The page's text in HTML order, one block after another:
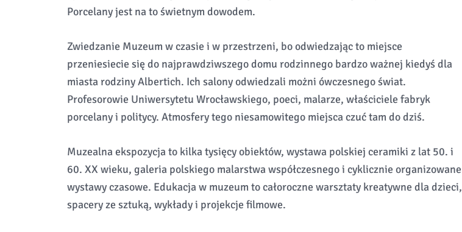
Porcelany jest na to świetnym dowodem.
Zwiedzanie Muzeum w czasie i w przestrzeni, bo odwiedzając to miejsce
przeniesiecie się do najprawdziwszego domu rodzinnego bardzo ważnej kiedyś dla
miasta rodziny Albertich. Ich salony odwiedzali możni ówczesnego świat.
Profesorowie Uniwersytetu Wrocławskiego, poeci, malarze, właściciele fabryk
porcelany i politycy. Atmosfery tego niesamowitego miejsca czuć tam do dziś.
Muzealna ekspozycja to kilka tysięcy obiektów, wystawa polskiej ceramiki z lat 50. i
60. XX wieku, galeria polskiego malarstwa współczesnego i cyklicznie organizowane
wystawy czasowe. Edukacja w muzeum to całoroczne warsztaty kreatywne dla dzieci,
spacery ze sztuką, wykłady i projekcje filmowe.